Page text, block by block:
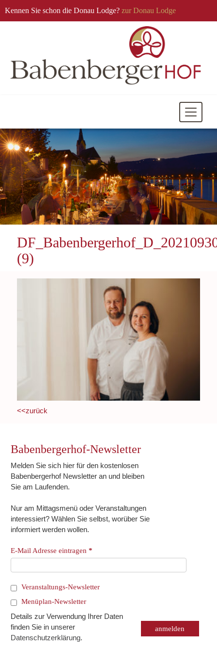
Kennen Sie schon die Donau Lodge? zur Donau Lodge
Mobile
(9)
<<zurück
Babenbergerhof-Newsletter
Melden Sie sich hier für den kostenlosen
Babenbergerhof Newsletter an und bleiben
Sie am Laufenden.
Nur am Mittagsmenü oder Veranstaltungen
interessiert? Wählen Sie selbst, worüber Sie
informiert werden wollen.
E-Mail Adresse eintragen*
Veranstaltungs-Newsletter
Menüplan-Newsletter
Details zur Verwendung Ihrer Daten
finden Sie in unserer
Datenschutzerklärung.